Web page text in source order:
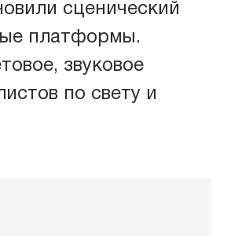
сценический
платформы.
звуковое
по свету и